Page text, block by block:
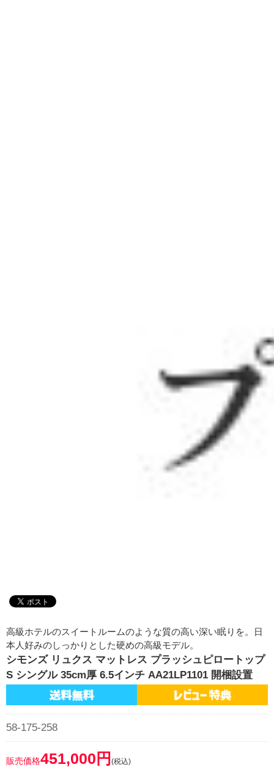
高級ホテルのスイートルームのような質の高い深い眠りを。日
本人好みのしっかりとした硬めの高級モデル。
シモンズ リュクス マットレス プラッシュピロートップ
S シングル 35cm厚 6.5インチ AA21LP1101 開梱設置
58-175-258
販売価格451,000円 (税込)